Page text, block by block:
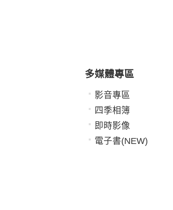
多媒體專區
影音專區
四季相簿
即時影像
電子書(NEW)